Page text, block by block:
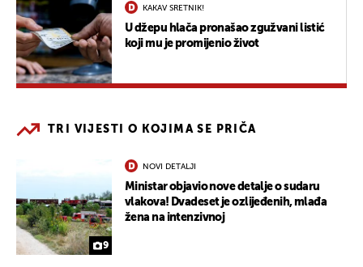
KAKAV SRETNIK!
U džepu hlača pronašao zgužvani listić
koji mu je promijenio život
TRI VIJESTI O KOJIMA SE PRIČA
9
NOVI DETALJI
Ministar objavio nove detalje o sudaru
vlakova! Dvadeset je ozlijeđenih, mlađa
žena na intenzivnoj